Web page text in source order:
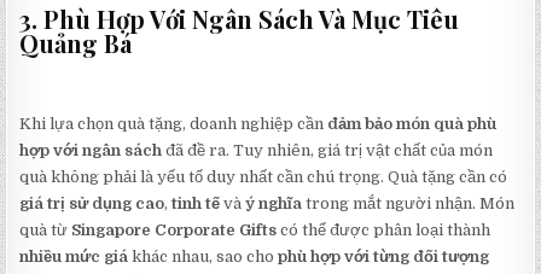
3. Phù Hợp Với Ngân Sách Và Mục Tiêu
Quảng Bá
Khi lựa chọn quà tặng, doanh nghiệp cần đảm bảo món quà phù
hợp với ngân sách đã đề ra. Tuy nhiên, giá trị vật chất của món
quà không phải là yếu tố duy nhất cần chú trọng. Quà tặng cần có
giá trị sử dụng cao,tinh tế vàý nghĩa trong mắt người nhận. Món
quà từ Singapore Corporate Gifts có thể được phân loại thành
nhiều mức giá khác nhau, sao chophù hợp với từng đối tượng